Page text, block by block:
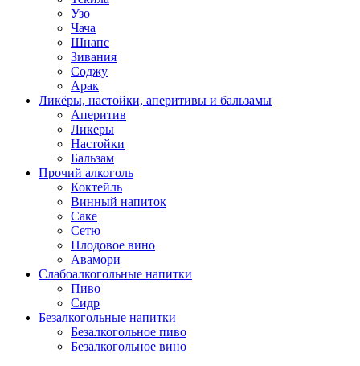
Узо
Чача
Шнапс
Зивания
Соджу
Арак
Ликёры, настойки, аперитивы и бальзамы
Аперитив
Ликеры
Настойки
Бальзам
Прочий алкоголь
Коктейль
Винный напиток
Саке
Сетю
Плодовое вино
Авамори
Слабоалкогольные напитки
Пиво
Сидр
Безалкогольные напитки
Безалкогольное пиво
Безалкогольное вино